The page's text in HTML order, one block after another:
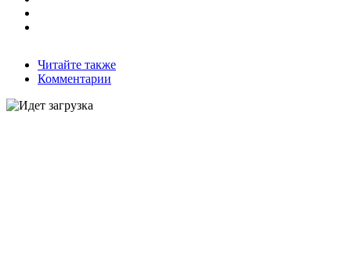
Читайте также
Комментарии